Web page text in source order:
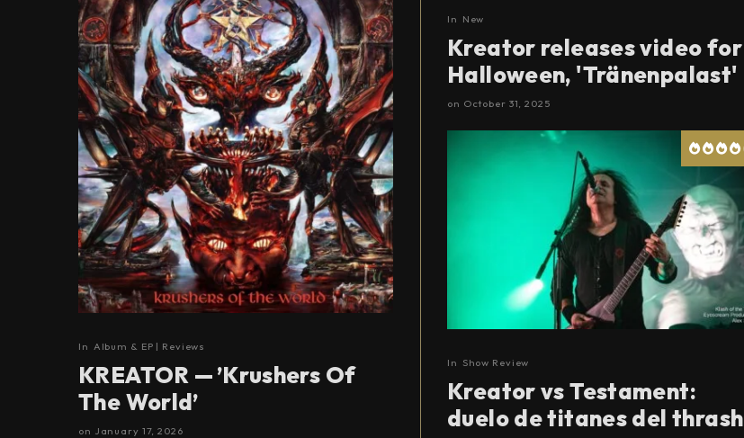
In Album & EP | Reviews
KREATOR — ’Krushers Of
The World’
on January 17, 2026
In New
Kreator releases video for
Halloween, 'Tränenpalast'
on October 31, 2025
In Show Review
Kreator vs Testament:
duelo de titanes del thrash